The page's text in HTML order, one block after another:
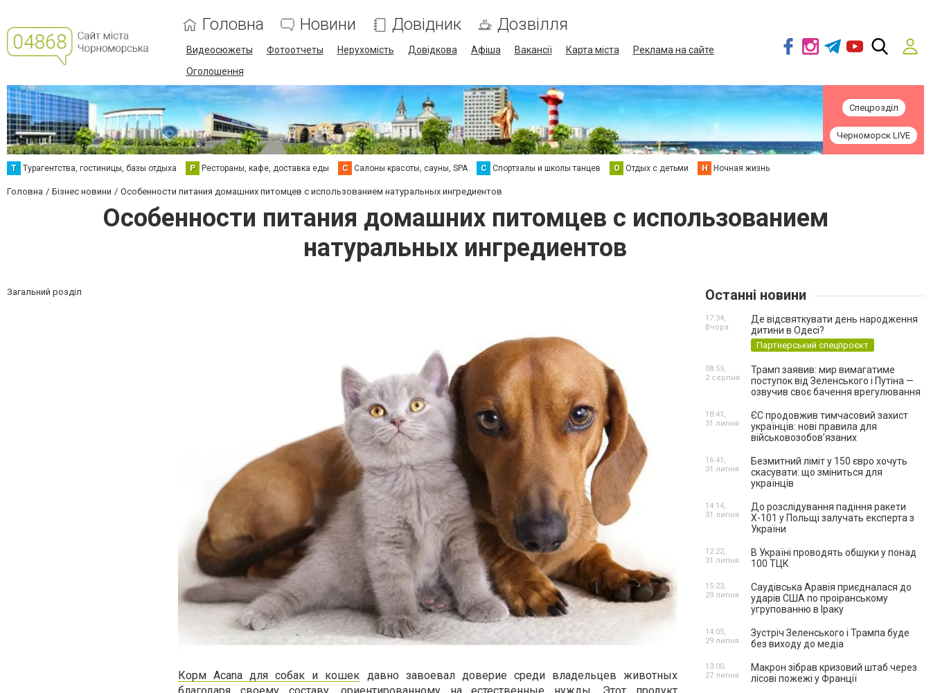
Головна Новини Довідник Дозвілля
Видеосюжеты Фотоотчеты Нерухомість Довідкова Афіша Вакансії Карта міста
Реклама на сайте
Оголошення
Спецрозділ
Черноморск LIVE
Т Турагентства, гостиницы, базы отдыха Р Рестораны, кафе, доставка еды С Салоны красоты, сауны, SPA С Спортзалы и школы танцев О Отдых с детьми Н Ночная жизнь
Головна Бізнес новини Особенности питания домашних питомцев с использованием натуральных ингредиентов
Особенности питания домашних питомцев с использованием
натуральных ингредиентов
Загальний розділ
Корм Acana для собак и кошек давно завоевал доверие среди владельцев животных
Останні новини
Де відсвяткувати день народження
дитини в Одесі?
Партнерський спецпроєкт
17:34,
Вчора
Трамп заявив: мир вимагатиме
поступок від Зеленського і Путіна —
озвучив своє бачення врегулювання
08:55,
2 серпня
ЄС продовжив тимчасовий захист
українців: нові правила для
військовозобов’язаних
18:41,
31 липня
Безмитний ліміт у 150 євро хочуть
скасувати: що зміниться для
українців
16:41,
31 липня
До розслідування падіння ракети
Х-101 у Польщі залучать експерта з
України
14:14,
31 липня
В Україні проводять обшуки у понад
100 ТЦК
12:22,
31 липня
Саудівська Аравія приєдналася до
ударів США по проіранському
угрупованню в Іраку
15:23,
29 липня
Зустріч Зеленського і Трампа буде
без виходу до медіа
14:05,
29 липня
Макрон зібрав кризовий штаб через
лісові пожежі у Франції
13:00,
27 липня